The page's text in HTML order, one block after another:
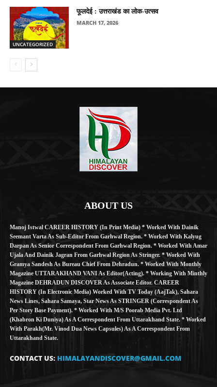
UNCATEGORIZED
फूलदेई : उत्तराखंड का लोक-उत्सव
MARCH 17, 2026
ABOUT US
Manoj Istwal CAREER HISTORY (in Print Media) * Worked With Dainik
Seemant Varta As Sub-Editor From Garhwal Region. * Worked With Kalyug
Darpan As Senior Correspondent From Garhwal Region. * Worked With Amar
Ujala And Dainik Jagran From Garhwal Region As Stringer. * Worked With
Gramya Sandesh As Bureau Chief From Dehradun. * Worked With Monthly
Magazine UTTARAKHAND VANI As Editor(Acting). * Working With Minthly
Magazine DEHRADUN DISCOVER As Associate Editor. CAREER
HISTORY (in Electronic Media) Worked With TV Today (AajTak), Sahara
News Lines, Sahara Samaya, Star News As STRINGER (Correspondent As
Per Story Base Payment). * Worked With M/S Poorab Media Pvt. Ltd
(Khabron Ki Duniya) As A Correspondent From Uttarakhand State. * Worked
With Parakh(Mr. Vinod Dua News Capsules) As A Correspondent From
Uttarakhand State.
CONTACT US: HIMALAYANDISCOVER@GMAIL.COM